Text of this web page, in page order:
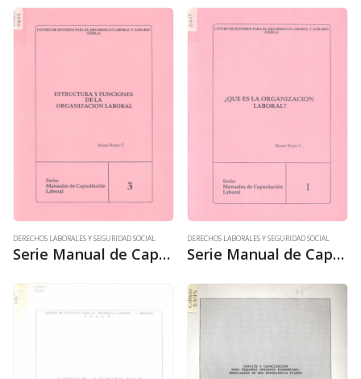
DERECHOS LABORALES Y SEGURIDAD SOCIAL
Serie Manual de Capacitación laboral 3: Estructura y funciones de la organización laboral
DERECHOS LABORALES Y SEGURIDAD SOCIAL
Serie Manual de Capacitación laboral 1: ¿Qué es la organización laboral?